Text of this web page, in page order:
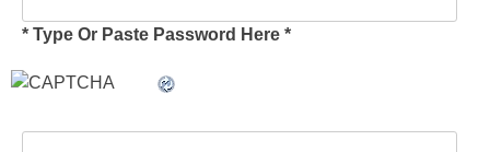
* Type Or Paste Password Here *